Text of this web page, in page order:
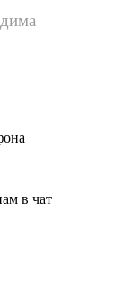
в чат